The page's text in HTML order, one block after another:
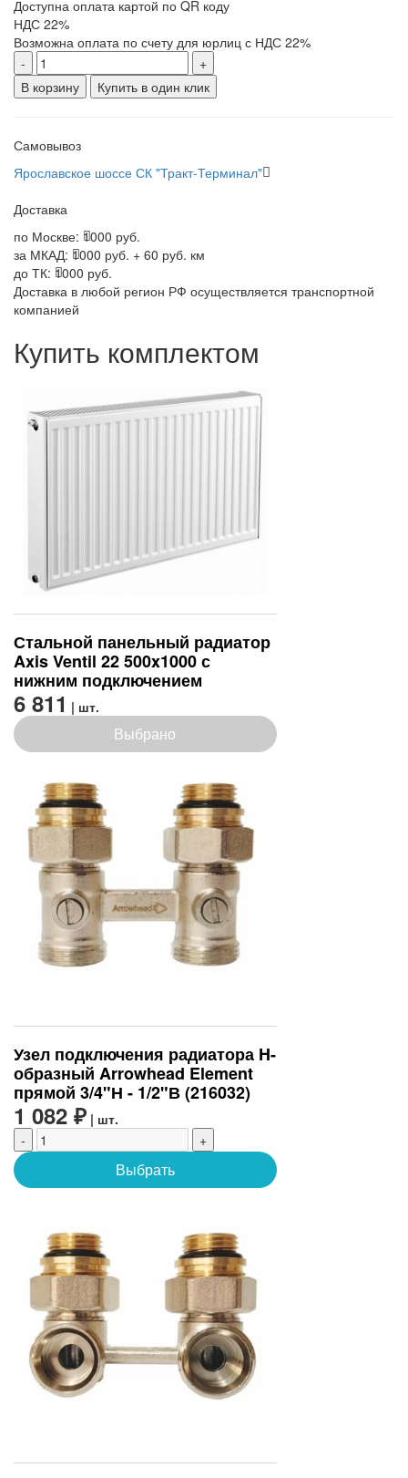
Доступна оплата картой по QR коду
НДС 22%
Возможна оплата по счету для юрлиц с НДС 22%
-
+
В корзину
Купить в один клик
Самовывоз
Ярославское шоссе СК "Тракт-Терминал"
Доставка
по Москве: 1000 руб.
за МКАД: 1000 руб. + 60 руб. км
до ТК: 1000 руб.
Доставка в любой регион РФ осуществляется транспортной
компанией
Купить комплектом
Стальной панельный радиатор
Axis Ventil 22 500x1000 с
нижним подключением
6 811 | шт.
Выбрано
Узел подключения радиатора H-
образный Arrowhead Element
прямой 3/4"Н - 1/2"В (216032)
1 082 ₽ | шт.
-
+
Выбрать